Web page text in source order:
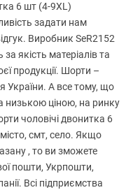
6 шт (4-9XL)
задати нам
Виробник SeR2152
якість матеріалів та
продукції. Шорти –
України. А все тому, що
низькою ціною, на ринку
чоловічі двонитка 6
смт, село. Якщо
, то ви зможете
пошти, Укрпошти,
Всі підприємства